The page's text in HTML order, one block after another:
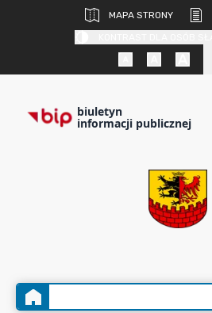
MAPA STRONY
biuletyn
informacji publicznej